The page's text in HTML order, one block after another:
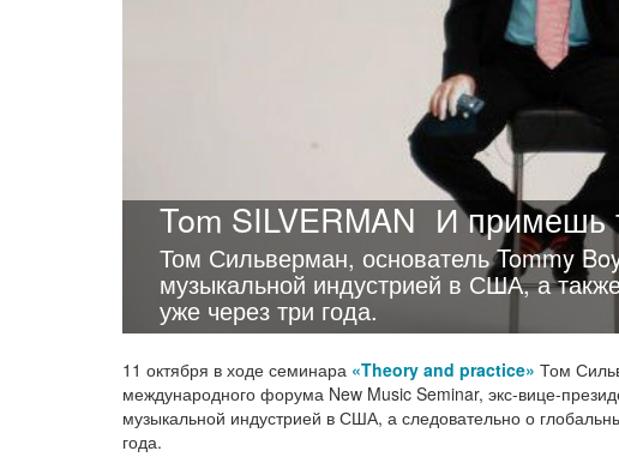
Tom SILVERMAN И примешь
Том Сильверман, основатель Tommy
музыкальной индустрией в США, а
уже через три года.
11 октября в ходе семинара «Theory and practice» Том
международного форума New Music Seminar, экс-вице-
музыкальной индустрией в США, а следовательно о
года.